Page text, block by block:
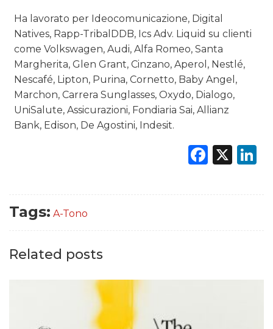
NORMATIVE
TREND
CASE HISTORY
OPINIONI
Ha lavorato per Ideocomunicazione, Digital
Natives, Rapp-TribalDDB, Ics Adv. Liquid su clienti
come Volkswagen, Audi, Alfa Romeo, Santa
Margherita, Glen Grant, Cinzano, Aperol, Nestlé,
Nescafé, Lipton, Purina, Cornetto, Baby Angel,
Marchon, Carrera Sunglasses, Oxydo, Dialogo,
UniSalute, Assicurazioni, Fondiaria Sai, Allianz
Bank, Edison, De Agostini, Indesit.
X
Tags: A-Tono
Related posts